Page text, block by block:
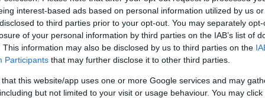
interest-based ads based on personal information utilized by us
to third parties prior to your opt-out. You may separately
of your personal information by third parties on the IAB’s list of
This information may also be disclosed by us to third parties on the
Participants that may further disclose it to other third parties.
that this website/app uses one or more Google services and may
but not limited to your visit or usage behaviour. You may
évek szlovák progresszív rock zenekara, a nálunk is
is feldolgozták, így például Bartók Bélától is kölcsönöztek.
szünet után fellépő Collegium Musicum koncertje
blues fenegyereke. Extravagáns külsőjével, leharcolt,
A delta blues gyökereiből táplálkozó akusztikus